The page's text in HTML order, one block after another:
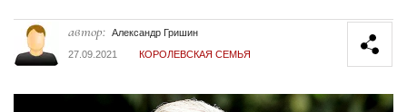
автор: Александр Гришин
27.09.2021
КОРОЛЕВСКАЯ СЕМЬЯ